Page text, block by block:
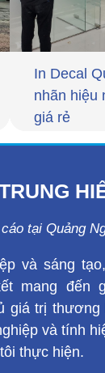
In Decal
nhãn hiệu
giá rẻ
tại Quảng
và sáng
mang đến
giá trị thương
và tính
thực hiện.